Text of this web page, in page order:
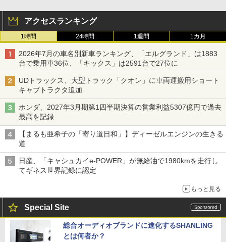
アクセスランキング
1時間 24時間 1週間 1カ月
2026年7月の車名別新車ランキング、「エルグランド」は1883
台で乗用車36位、「キックス」は2591台で27位に
UDトラックス、大型トラック「クオン」に車両運搬用ショート
キャブトラクタ追加
ホンダ、2027年3月期第1四半期決算の営業利益5307億円で過去
最高を記録
【まるも亜希子の「寄り道日和」】ディーゼルエンジンの生きる
道
日産、「キャシュカイe-POWER」が無給油で1980kmを走行し
てギネス世界記録に認定
もっと見る
Special Site
総合オーディオブランドに進化するSHANLING
とは何者か？